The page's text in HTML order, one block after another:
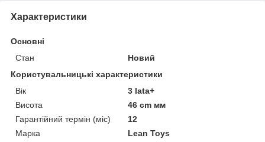
Характеристики
Основні
Стан
Новий
Користувальницькі характеристики
Вік
3 lata+
Висота
46 cm мм
Гарантійний термін (міс)
12
Марка
Lean Toys